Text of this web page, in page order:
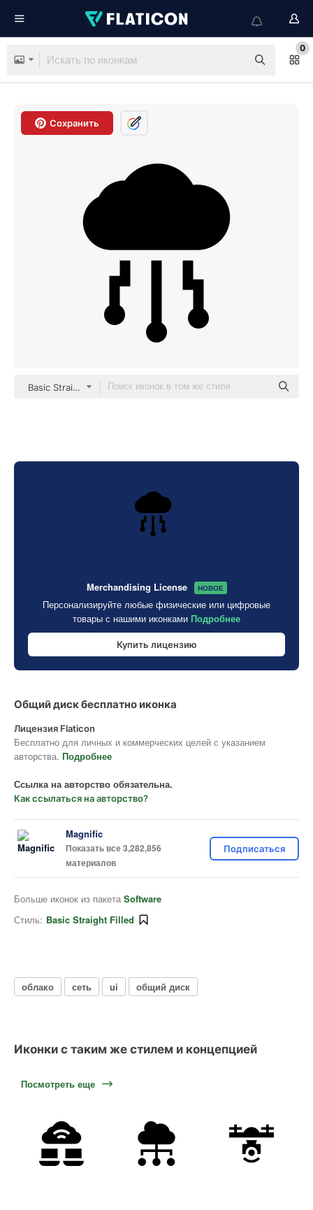
0
Сохранить
Basic Straight Filled
Merchandising License НОВОЕ
Персонализируйте любые физические или цифровые
товары с нашими иконками Подробнее
Купить лицензию
Общий диск бесплатно иконка
Лицензия Flaticon
Бесплатно для личных и коммерческих целей с указанием
авторства. Подробнее
Ссылка на авторство обязательна.
Как ссылаться на авторство?
Magnific
Показать все 3,282,856
материалов
Подписаться
Больше иконок из пакета Software
Стиль: Basic Straight Filled
облако сеть ui общий диск
Иконки с таким же стилем и концепцией
Посмотреть еще